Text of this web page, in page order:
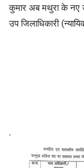
कुमार अब मथुरा के नए
उप जिलाधिकारी